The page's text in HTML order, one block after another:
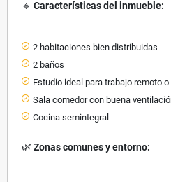
🔹 Características del inmueble:
2 habitaciones bien distribuidas
2 baños
Estudio ideal para trabajo remoto
Sala comedor con buena
Cocina semintegral
🌿 Zonas comunes y entorno: